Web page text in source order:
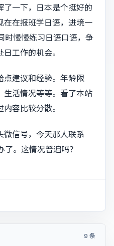
一下，日本是个挺好的
在报班学日语，进境一
时慢慢练习日语口语，争
工作的机会。
点建议和经验。年龄限
活情况等等。看了本站
容比较分散。
信号，今天那人联系
。这情况普遍吗？
9 条